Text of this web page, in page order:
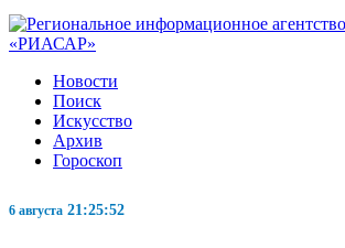
«РИАСАР»
Новости
Поиск
Искусство
Архив
Гороскоп
6 августа 21:25:53